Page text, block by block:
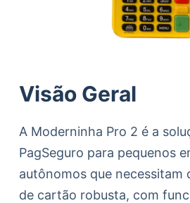
Visão Geral
A Moderninha Pro 2 é a
PagSeguro para pequenos
autônomos que necessitam
de cartão robusta, com